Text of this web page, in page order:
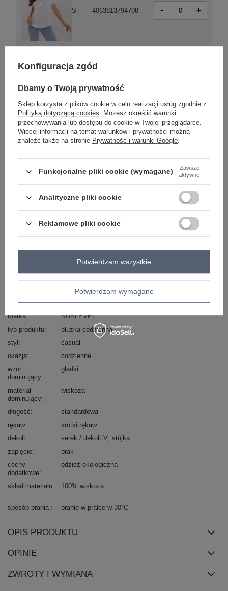
biały
S 4063813794708 - +
szaro-niebieski
S 4063813794753
XXL 4063813794791 - +
Zobacz wszystkie kolory (+1)
skład materiału : 100% wiskoza
sposób prania : pranie w pralce w 30°C
Kod produktu
D73761M11173A
Marka
SUBLEVEL
typ produktu
bluzka codzienna
styl
casual
okazja
codzienne
wzór
dominujący
gładki
materiał
dominujący
wiskoza
długość
standardowa
rękaw
krótki rękaw
dekolt
serek / dekolt V stójka
zapięcie
brak
cechy
dodatkowe
odzież ekologiczna
skład materiału 100% wiskoza
sposób prania pranie w pralce w 30°C
OPIS PRODUKTU
OPINIE
ZWROTY I WYMIANA
Konfiguracja zgód
Dbamy o Twoją prywatność
Sklep korzysta z plików cookie w celu realizacji usług zgodnie z
Polityką dotyczącą cookies. Możesz określić warunki
przechowywania lub dostępu do cookie w Twojej przeglądarce.
Więcej informacji na temat warunków i prywatności można
znaleźć także na stronie Prywatność i warunki Google.
Funkcjonalne pliki cookie (wymagane)
Zawsze
aktywne
Analityczne pliki cookie
Reklamowe pliki cookie
Potwierdzam wymagane
Potwierdzam wszystkie